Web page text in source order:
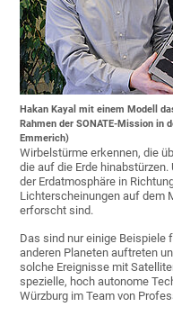
Hakan Kayal mit einem Modell
Rahmen der SONATE-Mission in
Emmerich)
Wirbelstürme erkennen, die
die auf die Erde
der Erdatmosphäre in
Lichterscheinungen auf dem
erforscht sind.
Das sind nur einige Beispiele
anderen Planeten auftreten
solche Ereignisse mit
spezielle, hoch autonome
Würzburg im Team von